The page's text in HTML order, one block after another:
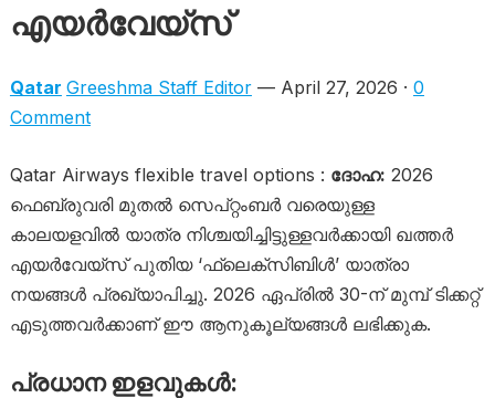
എയർവേയ്‌സ്
Qatar Greeshma Staff Editor— April 27, 2026 · 0
Comment
Qatar Airways flexible travel options : ദോഹ: 2026
ഫെബ്രുവരി മുതൽ സെപ്റ്റംബർ വരെയുള്ള
കാലയളവിൽ യാത്ര നിശ്ചയിച്ചിട്ടുള്ളവർക്കായി ഖത്തർ
എയർവേയ്‌സ് പുതിയ ‘ഫ്ലെക്സിബിൾ’ യാത്രാ
നയങ്ങൾ പ്രഖ്യാപിച്ചു. 2026 ഏപ്രിൽ 30-ന് മുമ്പ് ടിക്കറ്റ്
എടുത്തവർക്കാണ് ഈ ആനുകൂല്യങ്ങൾ ലഭിക്കുക.
പ്രധാന ഇളവുകൾ: